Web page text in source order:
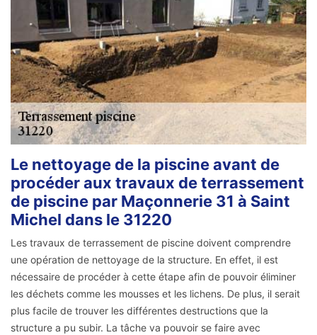
Le nettoyage de la piscine avant de
procéder aux travaux de terrassement
de piscine par Maçonnerie 31 à Saint
Michel dans le 31220
Les travaux de terrassement de piscine doivent comprendre
une opération de nettoyage de la structure. En effet, il est
nécessaire de procéder à cette étape afin de pouvoir éliminer
les déchets comme les mousses et les lichens. De plus, il serait
plus facile de trouver les différentes destructions que la
structure a pu subir. La tâche va pouvoir se faire avec